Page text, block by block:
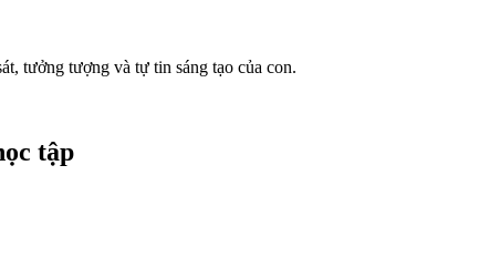
tưởng tượng và tự tin sáng tạo của con.
tập